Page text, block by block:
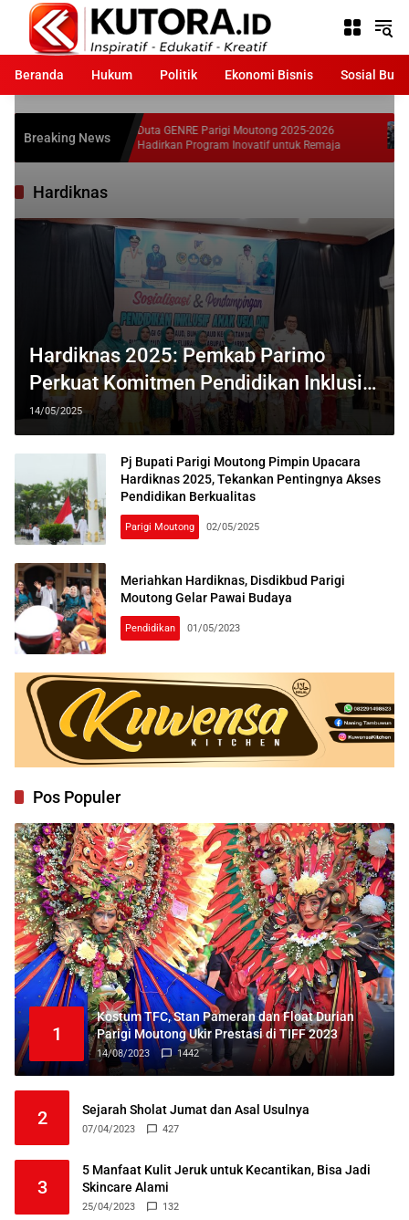
Langsung
konten
Beranda
Hukum Politik Ekonomi Bisnis Sosial
Breaking NewsDuta GENRE Parigi Moutong 2025-2026
Hadirkan Program Inovatif untuk Remaja
Atlet
di
Hardiknas
Hardiknas 2025: Pemkab Parimo
Perkuat Komitmen Pendidikan Inklusif
untuk Anak Usia Dini
14/05/2025
Pj Bupati Parigi Moutong Pimpin Upacara
Hardiknas 2025, Tekankan Pentingnya Akses
Pendidikan Berkualitas
Parigi Moutong 02/05/2025
Meriahkan Hardiknas, Disdikbud Parigi
Moutong Gelar Pawai Budaya
Pendidikan 01/05/2023
Pos Populer
1
Kostum TFC, Stan Pameran dan Float Durian
Parigi Moutong Ukir Prestasi di TIFF 2023
14/08/2023 1442
2 Sejarah Sholat Jumat dan Asal Usulnya
07/04/2023 427
3
5 Manfaat Kulit Jeruk untuk Kecantikan, Bisa Jadi
Skincare Alami
25/04/2023 132